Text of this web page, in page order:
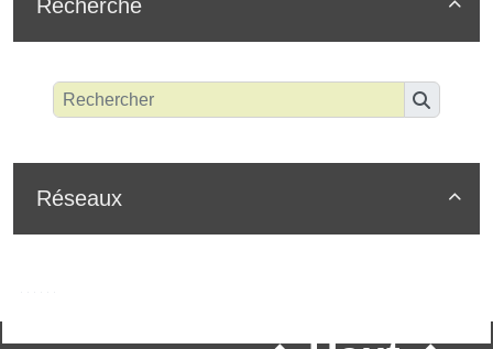

Recherche

Réseaux